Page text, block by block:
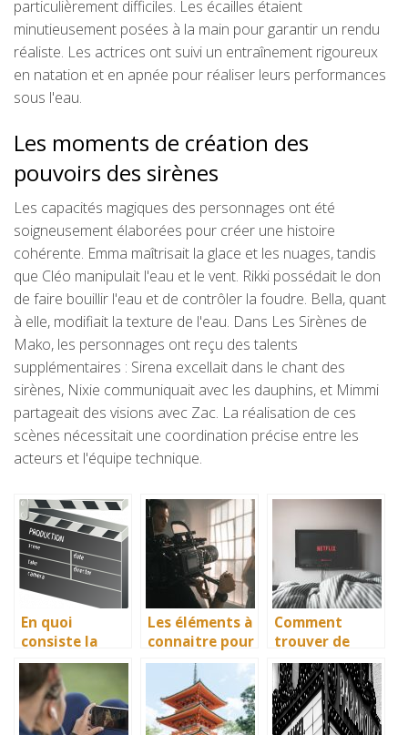
particulièrement difficiles. Les écailles étaient
minutieusement posées à la main pour garantir un rendu
réaliste. Les actrices ont suivi un entraînement rigoureux
en natation et en apnée pour réaliser leurs performances
sous l'eau.
Les moments de création des
pouvoirs des sirènes
Les capacités magiques des personnages ont été
soigneusement élaborées pour créer une histoire
cohérente. Emma maîtrisait la glace et les nuages, tandis
que Cléo manipulait l'eau et le vent. Rikki possédait le don
de faire bouillir l'eau et de contrôler la foudre. Bella, quant
à elle, modifiait la texture de l'eau. Dans Les Sirènes de
Mako, les personnages ont reçu des talents
supplémentaires : Sirena excellait dans le chant des
sirènes, Nixie communiquait avec les dauphins, et Mimmi
partageait des visions avec Zac. La réalisation de ces
scènes nécessitait une coordination précise entre les
acteurs et l'équipe technique.
En quoi
consiste la
cérémonie des
César?
Les éléments à
connaitre pour
devenir
comédien
Comment
trouver de
nouvelles idées
à regarder le
soir ?